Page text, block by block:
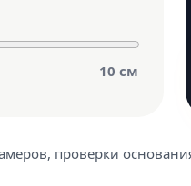
10 см
проверки